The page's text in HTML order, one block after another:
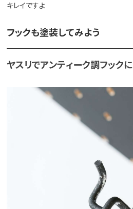
キレイですよ
フックも塗装してみよう
ヤスリでアンティーク調フックに